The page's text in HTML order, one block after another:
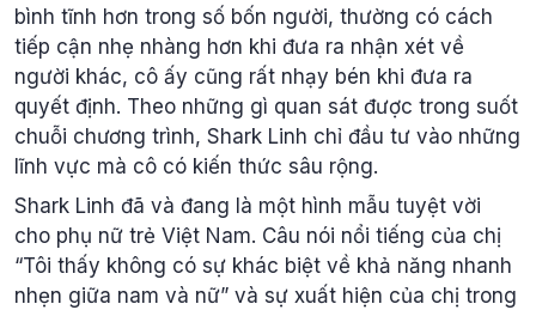
bình tĩnh hơn trong số bốn người, thường có cách
tiếp cận nhẹ nhàng hơn khi đưa ra nhận xét về
người khác, cô ấy cũng rất nhạy bén khi đưa ra
quyết định. Theo những gì quan sát được trong suốt
chuỗi chương trình, Shark Linh chỉ đầu tư vào những
lĩnh vực mà cô có kiến ​​thức sâu rộng.
Shark Linh đã và đang là một hình mẫu tuyệt vời
cho phụ nữ trẻ Việt Nam. Câu nói nổi tiếng của chị
“Tôi thấy không có sự khác biệt về khả năng nhanh
nhẹn giữa nam và nữ” và sự xuất hiện của chị trong